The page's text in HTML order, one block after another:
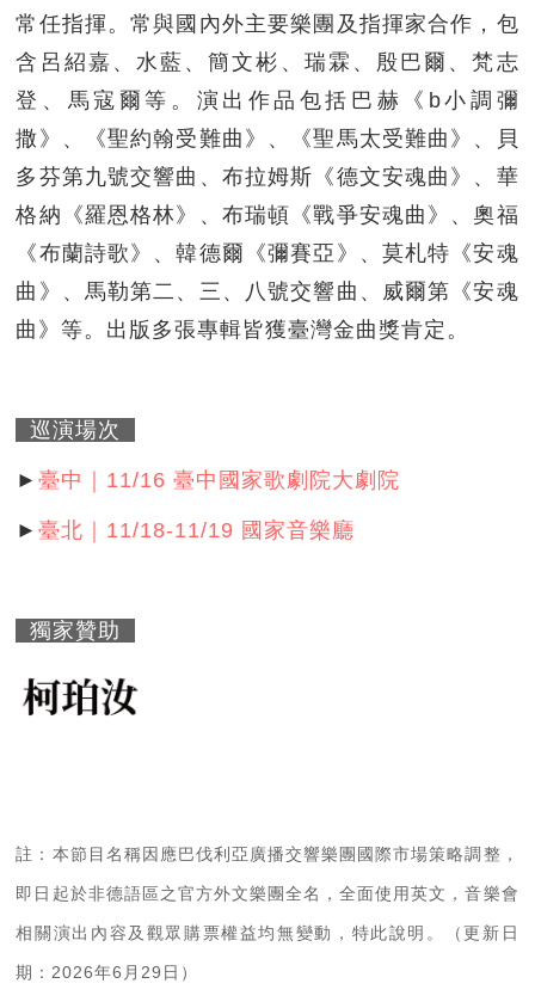
常任指揮。常與國內外主要樂團及指揮家合作，包
含呂紹嘉、水藍、簡文彬、瑞霖、殷巴爾、梵志
登、馬寇爾等。演出作品包括巴赫《b小調彌
撒》、《聖約翰受難曲》、《聖馬太受難曲》、貝
多芬第九號交響曲、布拉姆斯《德文安魂曲》、華
格納《羅恩格林》、布瑞頓《戰爭安魂曲》、奧福
《布蘭詩歌》、韓德爾《彌賽亞》、莫札特《安魂
曲》、馬勒第二、三、八號交響曲、威爾第《安魂
曲》等。出版多張專輯皆獲臺灣金曲獎肯定。
巡演場次
►臺中｜11/16 臺中國家歌劇院大劇院
►臺北｜11/18-11/19 國家音樂廳
獨家贊助
註：本節目名稱因應巴伐利亞廣播交響樂團國際市場策略調整，
即日起於非德語區之官方外文樂團全名，全面使用英文，音樂會
相關演出內容及觀眾購票權益均無變動，特此說明。（更新日
期：2026年6月29日）